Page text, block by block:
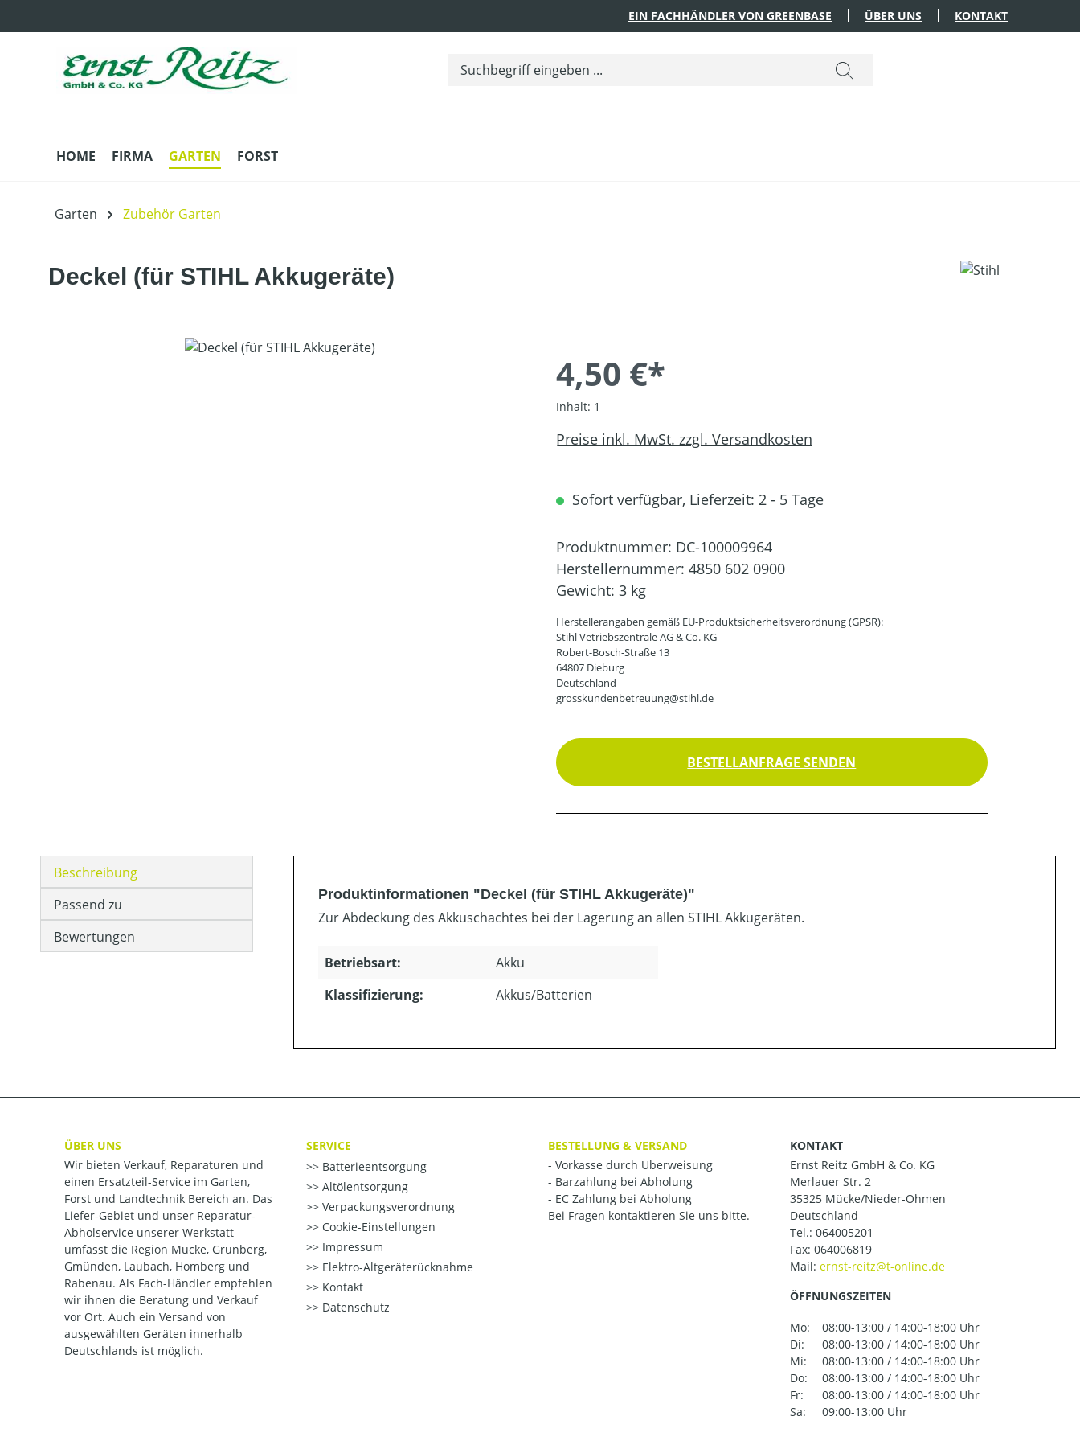
EIN FACHHÄNDLER VON GREENBASE ÜBER UNS KONTAKT
HOME FIRMA GARTEN FORST
Garten Zubehör Garten
Deckel (für STIHL Akkugeräte)
Bildergalerie überspringen
4,50 €*
Inhalt: 1
Preise inkl. MwSt. zzgl. Versandkosten
Sofort verfügbar, Lieferzeit: 2 - 5 Tage
Produktnummer: DC-100009964
Herstellernummer: 4850 602 0900
Gewicht: 3 kg
Herstellerangaben gemäß EU-Produktsicherheitsverordnung (GPSR):
Stihl Vetriebszentrale AG & Co. KG
Robert-Bosch-Straße 13
64807 Dieburg
Deutschland
grosskundenbetreuung@stihl.de
BESTELLANFRAGE SENDEN
Beschreibung
Passend zu
Bewertungen
Produktinformationen "Deckel (für STIHL Akkugeräte)"
Zur Abdeckung des Akkuschachtes bei der Lagerung an allen STIHL Akkugeräten.
Betriebsart:
Akku
Klassifizierung:
Akkus/Batterien
ÜBER UNS
Wir bieten Verkauf, Reparaturen und
einen Ersatzteil-Service im Garten,
Forst und Landtechnik Bereich an. Das
Liefer-Gebiet und unser Reparatur-
Abholservice unserer Werkstatt
umfasst die Region Mücke, Grünberg,
Gmünden, Laubach, Homberg und
Rabenau. Als Fach-Händler empfehlen
wir ihnen die Beratung und Verkauf
vor Ort. Auch ein Versand von
ausgewählten Geräten innerhalb
Deutschlands ist möglich.
SERVICE
Batterieentsorgung
Altölentsorgung
Verpackungsverordnung
Cookie-Einstellungen
Impressum
Elektro-Altgeräterücknahme
Kontakt
Datenschutz
BESTELLUNG & VERSAND
- Vorkasse durch Überweisung
- Barzahlung bei Abholung
- EC Zahlung bei Abholung
Bei Fragen kontaktieren Sie uns bitte.
KONTAKT
Ernst Reitz GmbH & Co. KG
Merlauer Str. 2
35325 Mücke/Nieder-Ohmen
Deutschland
Tel.: 064005201
Fax: 064006819
Mail:
ÖFFNUNGSZEITEN
Mo:
08:00-13:00 / 14:00-18:00 Uhr
Di:
08:00-13:00 / 14:00-18:00 Uhr
Mi:
08:00-13:00 / 14:00-18:00 Uhr
Do:
08:00-13:00 / 14:00-18:00 Uhr
Fr:
08:00-13:00 / 14:00-18:00 Uhr
Sa:
09:00-13:00 Uhr